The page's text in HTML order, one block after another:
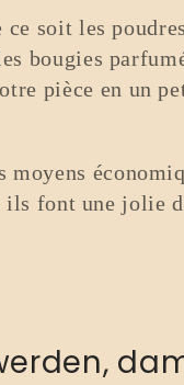
soit les poudres
bougies
pièce en un
font une jolie